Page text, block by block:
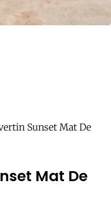
Sunset Mat De
Mat De